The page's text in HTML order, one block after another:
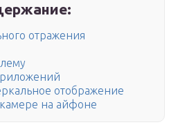
отражения
отображение
на айфоне